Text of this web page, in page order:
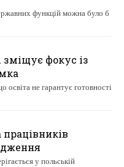
функцій можна було б
фокус із
освіта не гарантує готовності
у польській